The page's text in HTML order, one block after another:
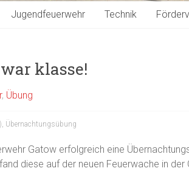
Jugendfeuerwehr Technik
klasse!
, Übung
, Übernachtungsübung
Gatow erfolgreich eine
diese auf der neuen Feuerwache in